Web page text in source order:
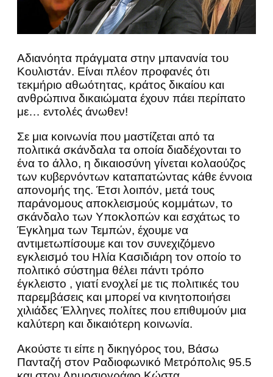
Αδιανόητα πράγματα στην μπανανία του
Κουλιστάν. Είναι πλέον προφανές ότι
τεκμήριο αθωότητας, κράτος δικαίου και
ανθρώπινα δικαιώματα έχουν πάει περίπατο
με… εντολές άνωθεν!
Σε μια κοινωνία που μαστίζεται από τα
πολιτικά σκάνδαλα τα οποία διαδέχονται το
ένα το άλλο, η δικαιοσύνη γίνεται κολαούζος
των κυβερνόντων καταπατώντας κάθε έννοια
απονομής της. Έτσι λοιπόν, μετά τους
παράνομους αποκλεισμούς κομμάτων, το
σκάνδαλο των Υποκλοπών και εσχάτως το
Έγκλημα των Τεμπών, έχουμε να
αντιμετωπίσουμε και τον συνεχιζόμενο
εγκλεισμό του Ηλία Κασιδιάρη τον οποίο το
πολιτικό σύστημα θέλει πάντι τρόπο
έγκλειστο , γιατί ενοχλεί με τις πολιτικές του
παρεμβάσεις και μπορεί να κινητοποιήσει
χιλιάδες Έλληνες πολίτες που επιθυμούν μια
καλύτερη και δικαιότερη κοινωνία.
Ακούστε τι είπε η δικηγόρος του, Βάσω
Πανταζή στον Ραδιοφωνικό Μετρόπολις 95.5